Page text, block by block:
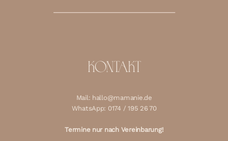
KONTAKT
Mail: hallo@mamanie.de
WhatsApp: 0174 / 195 26 70
Termine nur nach Vereinbarung!